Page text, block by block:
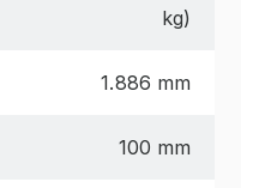
kg)
1.886 mm
100 mm